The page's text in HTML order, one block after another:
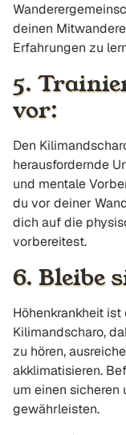
deinen
Erfahrungen zu
5.
vor:
Den
herausfordernde
und mentale
du vor deiner
dich auf die
vorbereitest.
6. Bleibe
Höhenkrankheit
Kilimandscharo,
zu hören,
akklimatisieren.
um einen
gewährleisten.